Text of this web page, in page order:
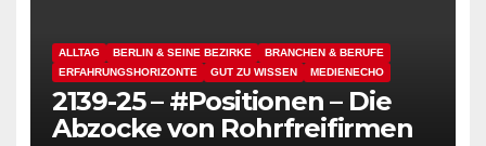
ALLTAG BERLIN & SEINE BEZIRKE
BRANCHEN & BERUFE
ERFAHRUNGSHORIZONTE
GUT ZU WISSEN MEDIENECHO
2139-25 – #Positionen – Die
Abzocke von Rohrfreifirmen